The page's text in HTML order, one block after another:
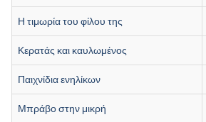
Η τιμωρία του φίλου της
Κερατάς και καυλωμένος
Παιχνίδια ενηλίκων
Μπράβο στην μικρή